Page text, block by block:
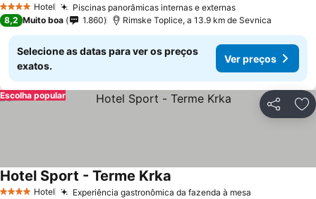
4 EstrelasHotel Piscinas panorâmicas internas e externas
8,2 Muito boa 1.860 Rimske Toplice, a 13.9 km de Sevnica
Selecione as datas para ver os preços
exatos.
Ver preços
Partilhar
Escolha popular
4 EstrelasHotel Experiência gastronômica da fazenda à mesa
Hotel Sport - Terme Krka